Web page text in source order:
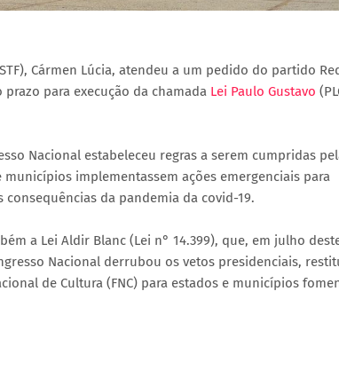
Cármen Lúcia, atendeu a um pedido do partido
para execução da chamada Lei Paulo Gustavo
Nacional estabeleceu regras a serem cumpridas
implementassem ações emergenciais para
da pandemia da covid-19.
a Lei Aldir Blanc (Lei n° 14.399), que, em julho
Nacional derrubou os vetos presidenciais,
de Cultura (FNC) para estados e municípios